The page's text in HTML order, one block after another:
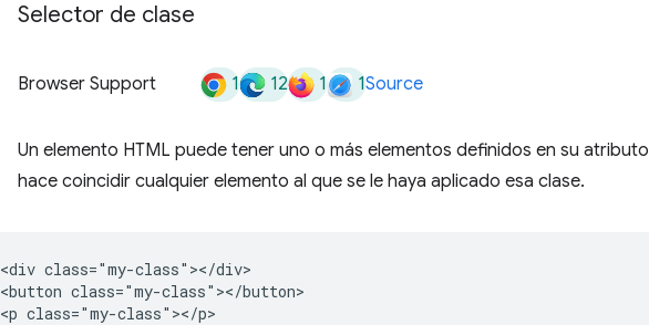
Selector de clase
Browser Support 1 12 1 1Source
Un elemento HTML puede tener uno o más elementos definidos en su atributo
hace coincidir cualquier elemento al que se le haya aplicado esa clase.
<div class="my-class"></div>
<button class="my-class"></button>